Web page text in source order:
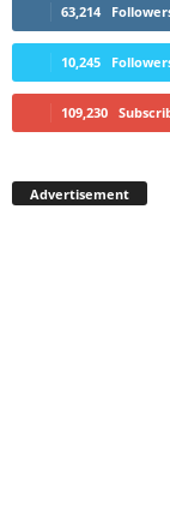
63,214
10,245
109,230
Advertisement